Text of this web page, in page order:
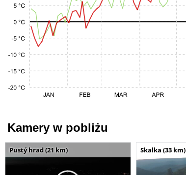
Kamery w pobliżu
Pustý hrad (21 km) Skalka (33 km)